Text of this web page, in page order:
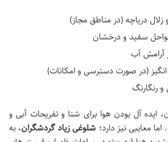
دریاچه (در مناطق مجاز)
سفید و درخشان
آرامش آب
(در صورت دسترسی و امکانات)
و رنگارنگ
ایده آل بودن هوا برای شنا و تفریحات آبی و
معایبی نیز دارد؛ شلوغی زیاد گردشگران، به